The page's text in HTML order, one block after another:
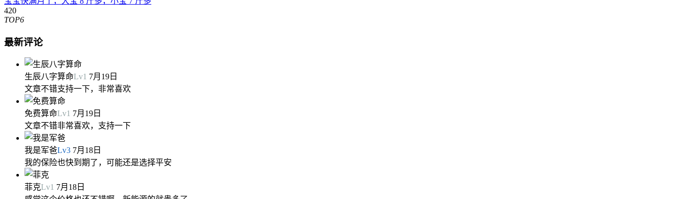
420
TOP6
最新评论
生辰八字算命Lv1 7月19日
文章不错支持一下，非常喜欢
免费算命Lv1 7月19日
文章不错非常喜欢，支持一下
我是军爸Lv3 7月18日
我的保险也快到期了，可能还是选择平安
菲克Lv1 7月18日